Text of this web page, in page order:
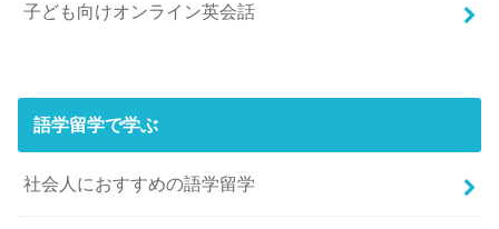
子ども向けオンライン英会話
語学留学で学ぶ
社会人におすすめの語学留学